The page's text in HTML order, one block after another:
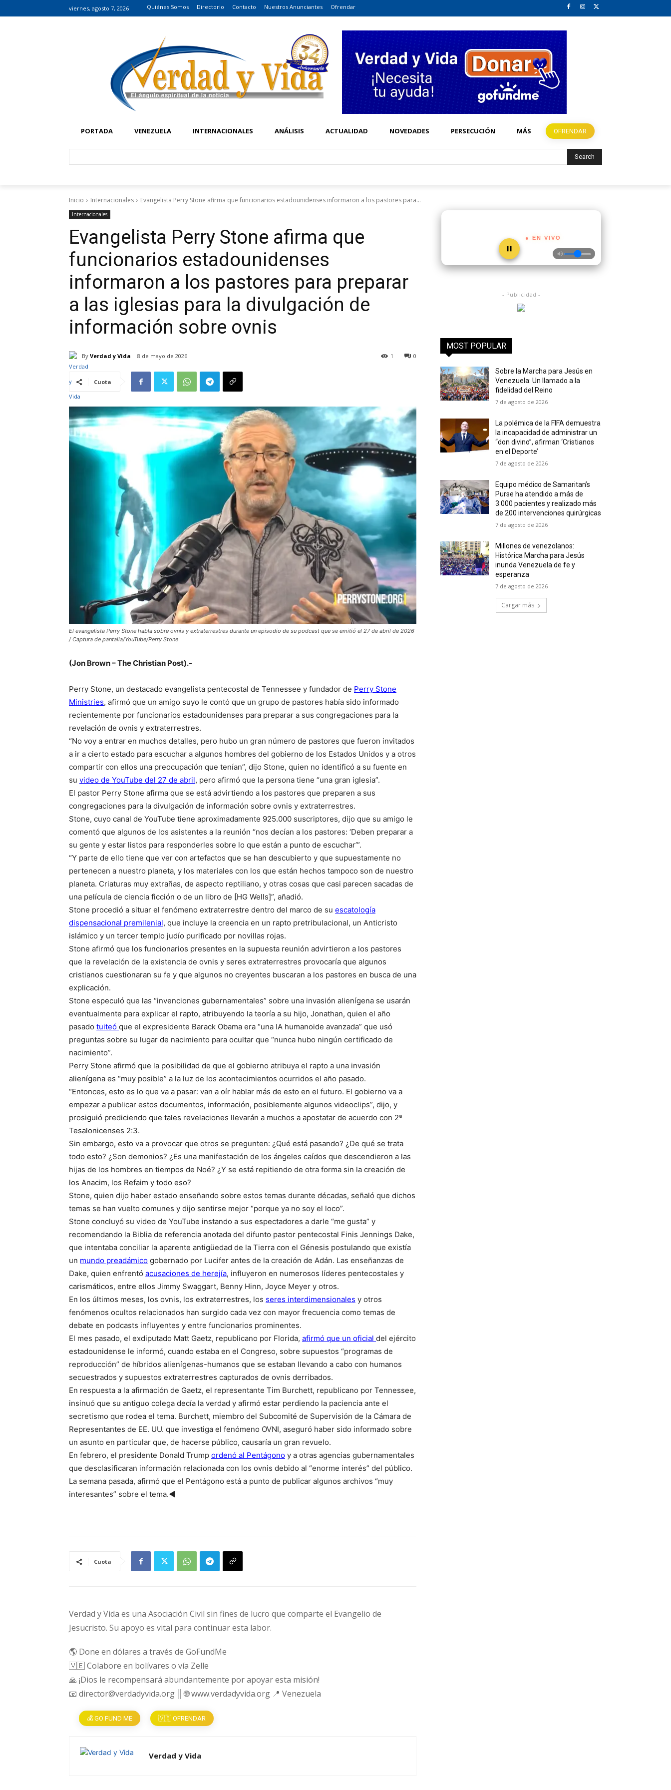
viernes, agosto 7, 2026 Quiénes Somos Directorio Contacto Nuestros Anunciantes Ofrendar
PORTADA VENEZUELA INTERNACIONALES ANÁLISIS ACTUALIDAD NOVEDADES PERSECUCIÓN MÁS OFRENDAR
Search
Inicio Internacionales Evangelista Perry Stone afirma que funcionarios estadounidenses informaron a los pastores para...
Internacionales
Evangelista Perry Stone afirma que
funcionarios estadounidenses
informaron a los pastores para preparar
a las iglesias para la divulgación de
información sobre ovnis
By Verdad y Vida 8 de mayo de 2026 0
1
Cuota
El evangelista Perry Stone habla sobre ovnis y extraterrestres durante un episodio de su podcast que se emitió el 27 de abril de 2026
/ Captura de pantalla/YouTube/Perry Stone
(Jon Brown – The Christian Post).-
Perry Stone, un destacado evangelista pentecostal de Tennessee y fundador de Perry Stone
Ministries, afirmó que un amigo suyo le contó que un grupo de pastores había sido informado
recientemente por funcionarios estadounidenses para preparar a sus congregaciones para la
revelación de ovnis y extraterrestres.
“No voy a entrar en muchos detalles, pero hubo un gran número de pastores que fueron invitados
a ir a cierto estado para escuchar a algunos hombres del gobierno de los Estados Unidos y a otros
compartir con ellos una preocupación que tenían”, dijo Stone, quien no identificó a su fuente en
su video de YouTube del 27 de abril, pero afirmó que la persona tiene “una gran iglesia”.
El pastor Perry Stone afirma que se está advirtiendo a los pastores que preparen a sus
congregaciones para la divulgación de información sobre ovnis y extraterrestres.
Stone, cuyo canal de YouTube tiene aproximadamente 925.000 suscriptores, dijo que su amigo le
comentó que algunos de los asistentes a la reunión “nos decían a los pastores: ‘Deben preparar a
su gente y estar listos para responderles sobre lo que están a punto de escuchar’”.
“Y parte de ello tiene que ver con artefactos que se han descubierto y que supuestamente no
pertenecen a nuestro planeta, y los materiales con los que están hechos tampoco son de nuestro
planeta. Criaturas muy extrañas, de aspecto reptiliano, y otras cosas que casi parecen sacadas de
una película de ciencia ficción o de un libro de [HG Wells]”, añadió.
Stone procedió a situar el fenómeno extraterrestre dentro del marco de su escatología
dispensacional premilenial, que incluye la creencia en un rapto pretribulacional, un Anticristo
islámico y un tercer templo judío purificado por novillas rojas.
Stone afirmó que los funcionarios presentes en la supuesta reunión advirtieron a los pastores
que la revelación de la existencia de ovnis y seres extraterrestres provocaría que algunos
cristianos cuestionaran su fe y que algunos no creyentes buscaran a los pastores en busca de una
explicación.
Stone especuló que las “invenciones gubernamentales” sobre una invasión alienígena se usarán
eventualmente para explicar el rapto, atribuyendo la teoría a su hijo, Jonathan, quien el año
pasado tuiteó que el expresidente Barack Obama era “una IA humanoide avanzada” que usó
preguntas sobre su lugar de nacimiento para ocultar que “nunca hubo ningún certificado de
nacimiento”.
Perry Stone afirmó que la posibilidad de que el gobierno atribuya el rapto a una invasión
alienígena es “muy posible” a la luz de los acontecimientos ocurridos el año pasado.
“Entonces, esto es lo que va a pasar: van a oír hablar más de esto en el futuro. El gobierno va a
empezar a publicar estos documentos, información, posiblemente algunos videoclips”, dijo, y
prosiguió prediciendo que tales revelaciones llevarán a muchos a apostatar de acuerdo con 2ª
Tesalonicenses 2:3.
Sin embargo, esto va a provocar que otros se pregunten: ¿Qué está pasando? ¿De qué se trata
todo esto? ¿Son demonios? ¿Es una manifestación de los ángeles caídos que descendieron a las
hijas de los hombres en tiempos de Noé? ¿Y se está repitiendo de otra forma sin la creación de
los Anacim, los Refaim y todo eso?
Stone, quien dijo haber estado enseñando sobre estos temas durante décadas, señaló que dichos
temas se han vuelto comunes y dijo sentirse mejor “porque ya no soy el loco”.
Stone concluyó su video de YouTube instando a sus espectadores a darle “me gusta” y
recomendando la Biblia de referencia anotada del difunto pastor pentecostal Finis Jennings Dake,
que intentaba conciliar la aparente antigüedad de la Tierra con el Génesis postulando que existía
un mundo preadámico gobernado por Lucifer antes de la creación de Adán. Las enseñanzas de
Dake, quien enfrentó acusaciones de herejía, influyeron en numerosos líderes pentecostales y
carismáticos, entre ellos Jimmy Swaggart, Benny Hinn, Joyce Meyer y otros.
En los últimos meses, los ovnis, los extraterrestres, los seres interdimensionales y otros
fenómenos ocultos relacionados han surgido cada vez con mayor frecuencia como temas de
debate en podcasts influyentes y entre funcionarios prominentes.
El mes pasado, el exdiputado Matt Gaetz, republicano por Florida, afirmó que un oficial del ejército
estadounidense le informó, cuando estaba en el Congreso, sobre supuestos “programas de
reproducción” de híbridos alienígenas-humanos que se estaban llevando a cabo con humanos
secuestrados y supuestos extraterrestres capturados de ovnis derribados.
En respuesta a la afirmación de Gaetz, el representante Tim Burchett, republicano por Tennessee,
insinuó que su antiguo colega decía la verdad y afirmó estar perdiendo la paciencia ante el
secretismo que rodea el tema. Burchett, miembro del Subcomité de Supervisión de la Cámara de
Representantes de EE. UU. que investiga el fenómeno OVNI, aseguró haber sido informado sobre
un asunto en particular que, de hacerse público, causaría un gran revuelo.
En febrero, el presidente Donald Trump ordenó al Pentágono y a otras agencias gubernamentales
que desclasificaran información relacionada con los ovnis debido al “enorme interés” del público.
La semana pasada, afirmó que el Pentágono está a punto de publicar algunos archivos “muy
interesantes” sobre el tema.◄
Cuota
Verdad y Vida es una Asociación Civil sin fines de lucro que comparte el Evangelio de
Jesucristo. Su apoyo es vital para continuar esta labor.
🌎 Done en dólares a través de GoFundMe
🇻🇪 Colabore en bolívares o vía Zelle
🙏 ¡Dios le recompensará abundantemente por apoyar esta misión!
📧 director@verdadyvida.org ║ 🌐 www.verdadyvida.org 📍 Venezuela
💰 GO FUND ME 🇻🇪 OFRENDAR
Verdad y Vida
● EN VIVO
- Publicidad -
MOST POPULAR
Sobre la Marcha para Jesús en
Venezuela: Un llamado a la
fidelidad del Reino
7 de agosto de 2026
La polémica de la FIFA demuestra
la incapacidad de administrar un
“don divino”, afirman ‘Cristianos
en el Deporte’
7 de agosto de 2026
Equipo médico de Samaritan’s
Purse ha atendido a más de
3.000 pacientes y realizado más
de 200 intervenciones quirúrgicas
7 de agosto de 2026
Millones de venezolanos:
Histórica Marcha para Jesús
inunda Venezuela de fe y
esperanza
7 de agosto de 2026
Cargar más